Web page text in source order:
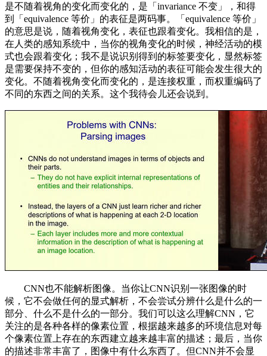
是不随着视角的变化而变化的，是「invariance 不变」，和得
到「equivalence 等价」的表征是两码事。「equivalence 等价」
的意思是说，随着视角变化，表征也跟着变化。我相信的是，
在人类的感知系统中，当你的视角变化的时候，神经活动的模
式也会跟着变化；我不是说识别得到的标签要变化，显然标签
是需要保持不变的，但你的感知活动的表征可能会发生很大的
变化。不随着视角变化而变化的，是连接权重，而权重编码了
不同的东西之间的关系。这个我待会儿还会说到。
CNN也不能解析图像。当你让CNN识别一张图像的时
候，它不会做任何的显式解析，不会尝试分辨什么是什么的一
部分、什么不是什么的一部分。我们可以这么理解CNN，它
关注的是各种各样的像素位置，根据越来越多的环境信息对每
个像素位置上存在的东西建立越来越丰富的描述；最后，当你
的描述非常丰富了，图像中有什么东西了。但CNN并不会显